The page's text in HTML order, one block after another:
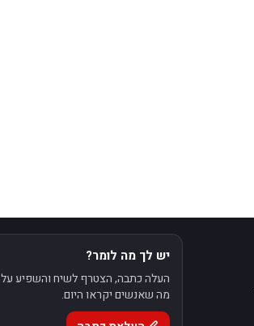
יש לך מה לומר?
העלה כתבה, הצטרף לשיח והשפיע על
מה שאנשים יקראו היום.